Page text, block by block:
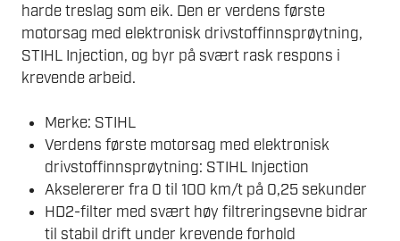
harde treslag som eik. Den er verdens første
motorsag med elektronisk drivstoffinnsprøytning,
STIHL Injection, og byr på svært rask respons i
krevende arbeid.
Merke: STIHL
Verdens første motorsag med elektronisk
drivstoffinnsprøytning: STIHL Injection
Akselererer fra 0 til 100 km/t på 0,25 sekunder
HD2-filter med svært høy filtreringsevne bidrar
til stabil drift under krevende forhold